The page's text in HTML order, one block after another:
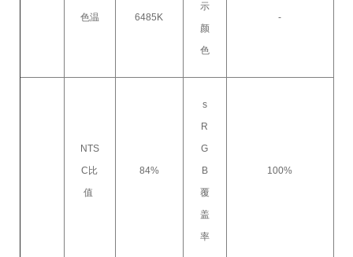
色温 6485K
示
颜
色
-
NTS
C比
值
84%
s
R
G
B
覆
盖
率
100%